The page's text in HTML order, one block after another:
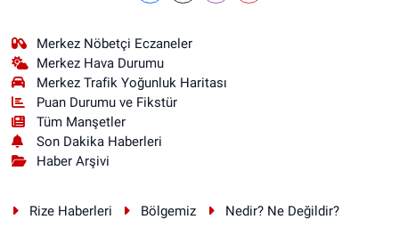
Merkez Nöbetçi Eczaneler
Merkez Hava Durumu
Merkez Trafik Yoğunluk Haritası
Puan Durumu ve Fikstür
Tüm Manşetler
Son Dakika Haberleri
Haber Arşivi
Rize Haberleri Bölgemiz Nedir? Ne Değildir?